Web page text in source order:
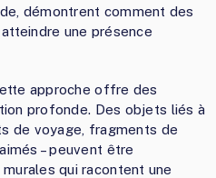
démontrent comment des
une présence
approche offre des
profonde. Des objets liés à
de voyage, fragments de
– peuvent être
qui racontent une